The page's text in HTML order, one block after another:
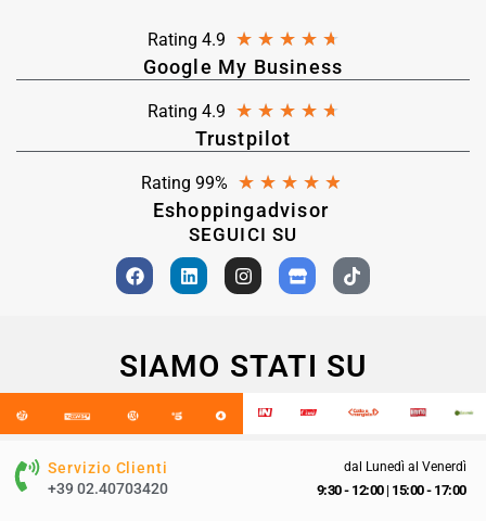
Rating 4.9 ★ ★ ★ ★ ★
Google My Business
Rating 4.9 ★ ★ ★ ★ ★
Trustpilot
Rating 99% ★ ★ ★ ★ ★
Eshoppingadvisor
SEGUICI SU
SIAMO STATI SU
Servizio Clienti
+39 02.40703420
dal Lunedì al Venerdì
9:30 - 12:00| 15:00 - 17:00